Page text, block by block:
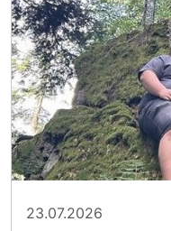
23.07.2026